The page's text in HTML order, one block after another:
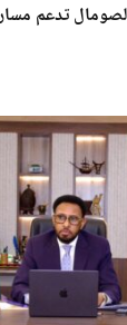
تدعم مسار